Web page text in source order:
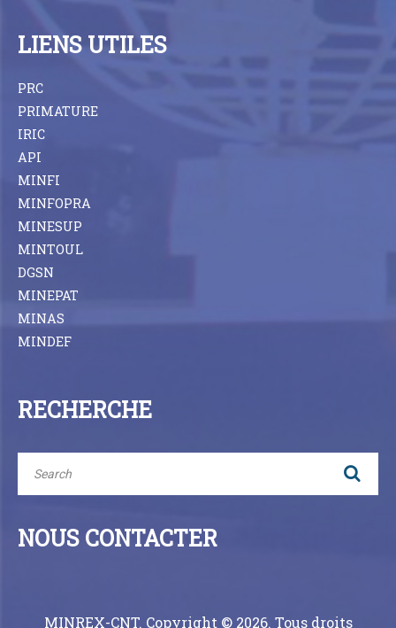
LIENS UTILES
PRC
PRIMATURE
IRIC
API
MINFI
MINFOPRA
MINESUP
MINTOUL
DGSN
MINEPAT
MINAS
MINDEF
RECHERCHE
NOUS CONTACTER
MINREX-CNT. Copyright © 2026. Tous droits